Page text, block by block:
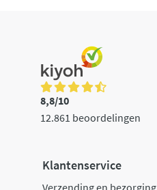
8,8/10
12.861 beoordelingen
Klantenservice